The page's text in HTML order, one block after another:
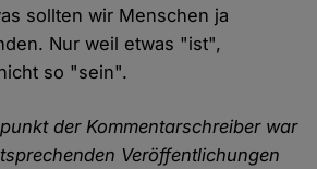
sollten wir Menschen ja
Nur weil etwas "ist",
so "sein".
der Kommentarschreiber war
Veröffentlichungen